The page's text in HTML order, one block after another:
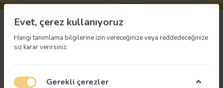
Evet, çerez kullanıyoruz
Hangi tanımlama bilgilerine izin vereceğinize veya reddedeceğinize
siz karar verirsiniz.
Gerekli çerezler